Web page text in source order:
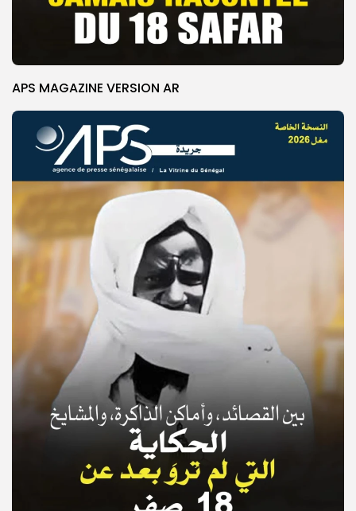
© Copyright 2025, APS
APS MAGAZINE VERSION AR